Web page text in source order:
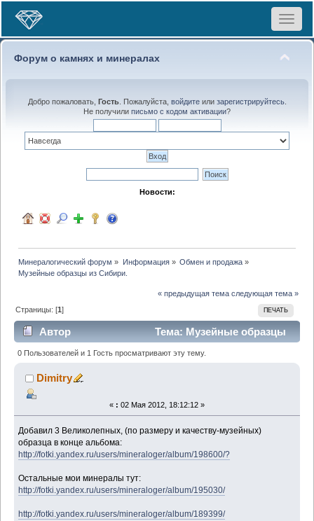
Toggle
Форум о камнях и минералах
Добро пожаловать, Гость. Пожалуйста, войдитеили зарегистрируйтесь.
Не получили письмо с кодом активации?
Новости:
Минералогический форум » Информация» Обмен и продажа»
Музейные образцы из Сибири.
« предыдущая тема следующая тема »
ПЕЧАТЬ
Страницы: [1]
Автор
Тема: Музейные образцы
из Сибири. (Прочитано 1216 раз)
0 Пользователей и 1 Гость просматривают эту тему.
Dimitry
« : 02 Мая 2012, 18:12:12 »
Добавил 3 Великолепных, (по размеру и качеству-музейных)
образца в конце альбома:
http://fotki.yandex.ru/users/mineraloger/album/198600/?
Остальные мои минералы тут:
http://fotki.yandex.ru/users/mineraloger/album/195030/
http://fotki.yandex.ru/users/mineraloger/album/189399/